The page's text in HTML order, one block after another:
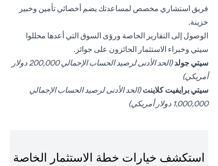
فريق استشاري مخصص لمساعدتك يضم أخصائي تأمين وخبير
خزينة.
الوصول إلى التقارير الخاصة ورؤى السوق التي أعدها محللوا
سيتي وخبراء الاستثمار الحائزون على جوائز.
سيتي جولد(opens in a new tab)
(الحد الأدنى لرصيد الحساب الإجمالي 200,000 دولار
أمريكي)
سيتي برايفيت كلاينت(opens in a new tab)(الحد الأدنى لرصيد الحساب الإجمالي
1,000,000 دولار أمريكي)
استكشف خيارات خطة الاستثمار الخاصة